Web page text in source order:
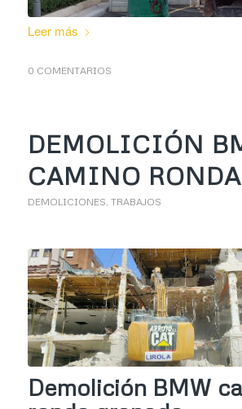
Leer más
0 COMENTARIOS
DEMOLICIÓN
CAMINO RONDA
DEMOLICIONES TRABAJOS
Demolición BMW